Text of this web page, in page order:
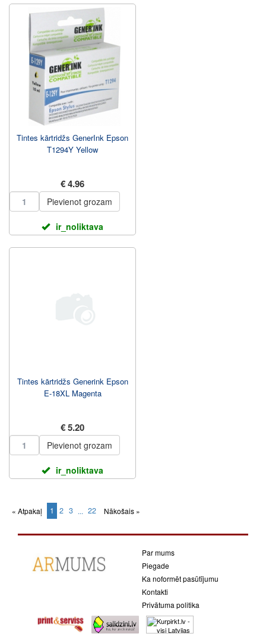
Tintes kārtridžs GenerInk Epson
T1294Y Yellow
€ 4.96
Pievienot grozam
ir_noliktava
Tintes kārtridžs Generink Epson
E-18XL Magenta
€ 5.20
Pievienot grozam
ir_noliktava
« Atpakaļ 1 (current)
2 3 ... 22 Nākošais »
Par mums
Piegade
Ka noformēt pasūtījumu
Kontakti
Privātuma politika